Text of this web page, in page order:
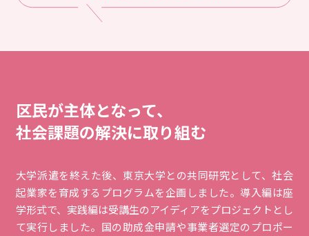
区民が主体となって、
社会課題の解決に取り組む
大学派遣を終えた後、東京大学との共同研究として、社会
起業家を育成するプログラムを企画しました。導入編は座
学形式で、実践編は受講生のアイディアをプロジェクトとし
て実行しました。国の助成金申請や事業者選定のプロポー